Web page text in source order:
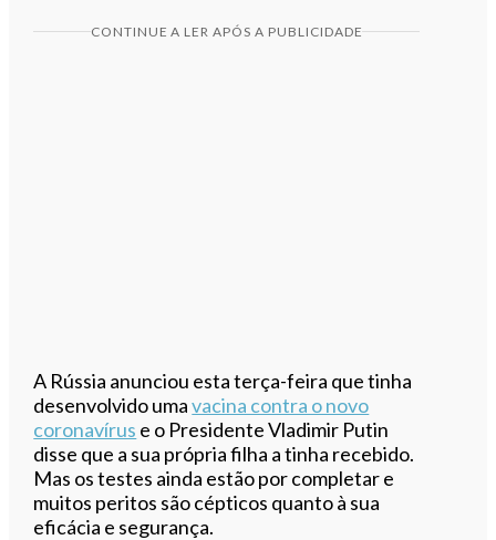
CONTINUE A LER APÓS A PUBLICIDADE
A Rússia anunciou esta terça-feira que tinha
desenvolvido umavacina contra o novo
coronavírus e o Presidente Vladimir Putin
disse que a sua própria filha a tinha recebido.
Mas os testes ainda estão por completar e
muitos peritos são cépticos quanto à sua
eficácia e segurança.